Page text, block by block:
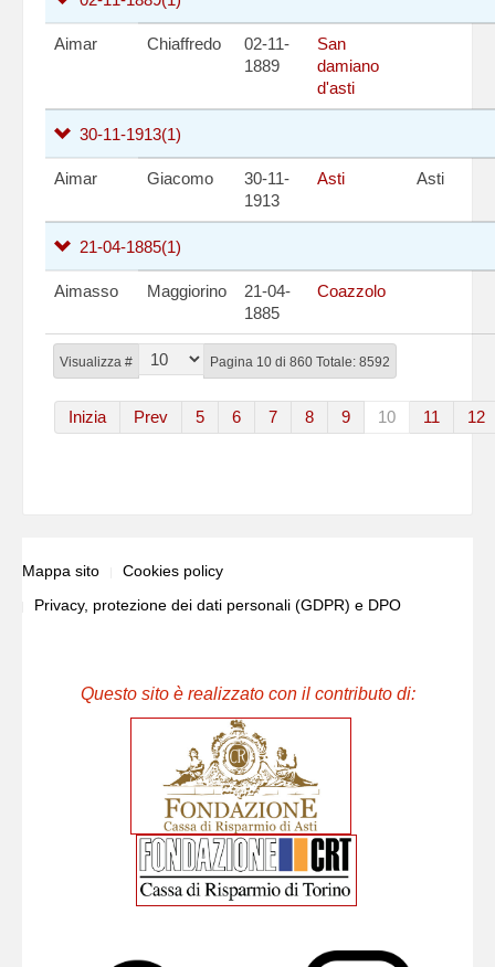
Visualizza # Pagina 10 di 860 Totale: 8592
Inizia Prev 5 6 7 8 9 10 11 12
Aimar Chiaffredo
02-11-
1889
San
damiano
d'asti
30-11-1913(1)
Aimar Giacomo
30-11-
1913
Asti Asti
21-04-1885(1)
Aimasso Maggiorino
21-04-
1885
Coazzolo
Mappa sito
Cookies policy
Privacy, protezione dei dati personali (GDPR) e DPO
Questo sito è realizzato con il contributo di: